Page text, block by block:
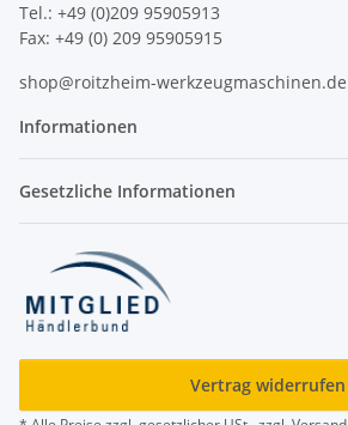
Tel.: +49 (0)209 95905913
Fax: +49 (0) 209 95905915
shop@roitzheim-werkzeugmaschinen.de
Informationen
Gesetzliche Informationen
Vertrag widerrufen